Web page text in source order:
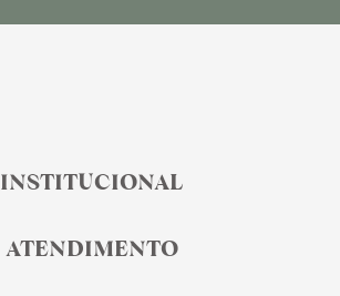
INSTITUCIONAL
ATENDIMENTO